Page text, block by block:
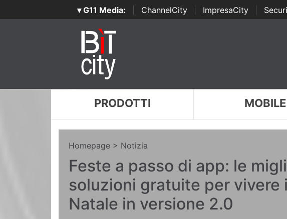
▾ G11 Media: ChannelCity ImpresaCity
PRODOTTI MOBILE
Homepage > Notizia
Feste a passo di app: le
soluzioni gratuite per vivere
Natale in versione 2.0